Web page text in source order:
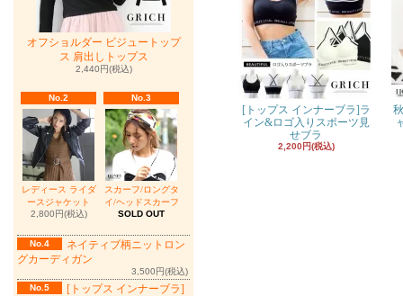
オフショルダー ビジュートップ
ス 肩出しトップス
2,440円(税込)
No.2
レディース ライダ
ースジャケット
2,800円(税込)
No.3
スカーフ/ロングタ
イ/ヘッドスカーフ
SOLD OUT
No.4
ネイティブ柄ニットロン
グカーディガン
3,500円(税込)
No.5
[トップス インナーブラ]
[トップス インナーブラ]ラ
イン&ロゴ入りスポーツ見
せブラ
2,200円(税込)